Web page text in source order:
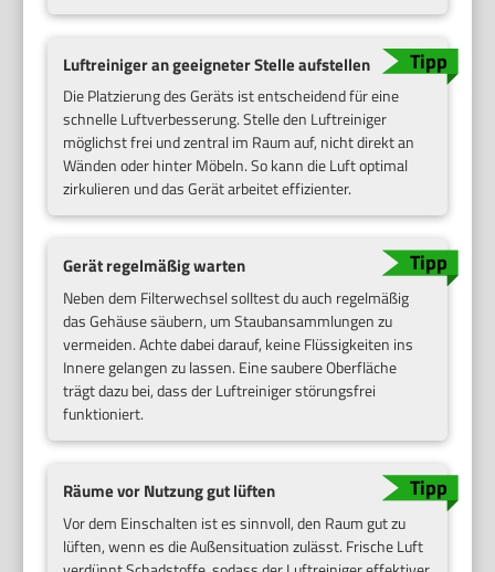
Luftreiniger an geeigneter Stelle aufstellen
Die Platzierung des Geräts ist entscheidend für eine
schnelle Luftverbesserung. Stelle den Luftreiniger
möglichst frei und zentral im Raum auf, nicht direkt an
Wänden oder hinter Möbeln. So kann die Luft optimal
zirkulieren und das Gerät arbeitet effizienter.
Gerät regelmäßig warten
Neben dem Filterwechsel solltest du auch regelmäßig
das Gehäuse säubern, um Staubansammlungen zu
vermeiden. Achte dabei darauf, keine Flüssigkeiten ins
Innere gelangen zu lassen. Eine saubere Oberfläche
trägt dazu bei, dass der Luftreiniger störungsfrei
funktioniert.
Räume vor Nutzung gut lüften
Vor dem Einschalten ist es sinnvoll, den Raum gut zu
lüften, wenn es die Außensituation zulässt. Frische Luft